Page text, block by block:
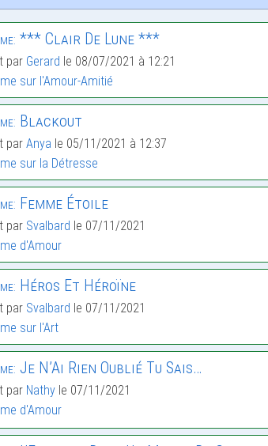
*** Clair De Lune ***
par Gerard le 08/07/2021 à 12:21
sur l'Amour-Amitié
Blackout
par Anya le 05/11/2021 à 12:37
sur la Détresse
Femme Étoile
par Svalbard le 07/11/2021
d'Amour
Héros Et Héroïne
par Svalbard le 07/11/2021
sur l'Art
Je N’Ai Rien Oublié Tu Sais…
par Nathy le 07/11/2021
d'Amour